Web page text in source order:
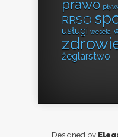
prawo
RRSO
usługi wesela
żeglarstwo
Designed by